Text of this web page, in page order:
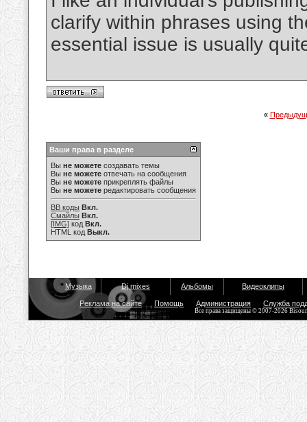
clarify within phrases using
essential issue is usually
«
Ваши права в разделе
Вы не можете создавать темы
Вы не можете отвечать на сообщения
Вы не можете прикреплять файлы
Вы не можете редактировать сообщения
BB коды Вкл.
Смайлы Вкл.
[IMG] код Вкл.
HTML код Выкл.
Музыка Dj mixes Альбомы Видеоклипы
Реклама на сайте Помощь Администрация Служба
Все права защищены © 2007-2026